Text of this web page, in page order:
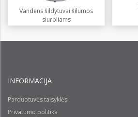
Vandens šildytuvai šilumos
siurbliams
INFORMACIJA
Parduotuvės taisyklės
Privatumo politika